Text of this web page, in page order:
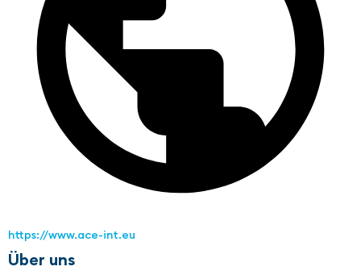
https://www.ace-int.eu
Über uns